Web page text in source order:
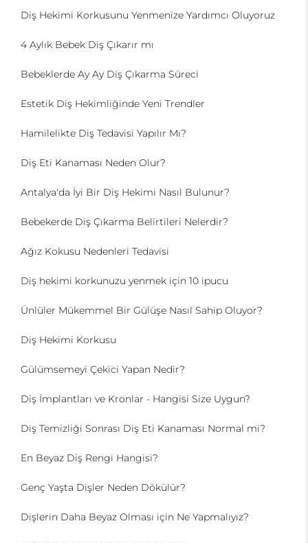
Diş Hekimi Korkusunu Yenmenize Yardımcı Oluyoruz
4 Aylık Bebek Diş Çıkarır mı
Bebeklerde Ay Ay Diş Çıkarma Süreci
Estetik Diş Hekimliğinde Yeni Trendler
Hamilelikte Diş Tedavisi Yapılır Mı?
Diş Eti Kanaması Neden Olur?
Antalya'da İyi Bir Diş Hekimi Nasıl Bulunur?
Bebekerde Diş Çıkarma Belirtileri Nelerdir?
Ağız Kokusu Nedenleri Tedavisi
Diş hekimi korkunuzu yenmek için 10 ipucu
Ünlüler Mükemmel Bir Gülüşe Nasıl Sahip Oluyor?
Diş Hekimi Korkusu
Gülümsemeyi Çekici Yapan Nedir?
Diş İmplantları ve Kronlar - Hangisi Size Uygun?
Diş Temizliği Sonrası Diş Eti Kanaması Normal mi?
En Beyaz Diş Rengi Hangisi?
Genç Yaşta Dişler Neden Dökülür?
Dişlerin Daha Beyaz Olması için Ne Yapmalıyız?